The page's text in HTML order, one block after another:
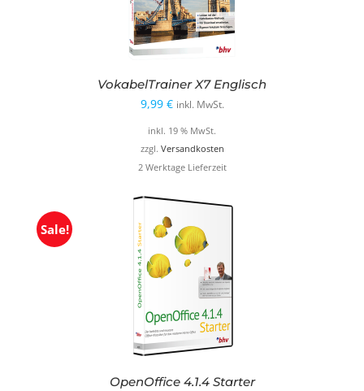
VokabelTrainer X7 Englisch
9,99 € inkl. MwSt.
inkl. 19 % MwSt.
zzgl. Versandkosten
2 Werktage Lieferzeit
Sale!
OpenOffice 4.1.4 Starter